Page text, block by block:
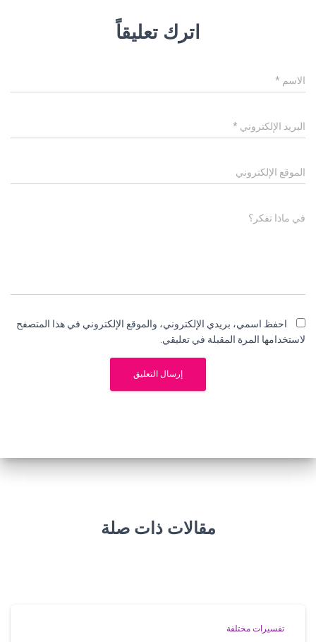
اترك تعليقاً
الاسم *
البريد الإلكتروني *
الموقع الإلكتروني
في ماذا تفكر؟
احفظ اسمي، بريدي الإلكتروني، والموقع الإلكتروني في هذا المتصفح
لاستخدامها المرة المقبلة في تعليقي.
مقالات ذات صلة
تفسيرات مختلفة